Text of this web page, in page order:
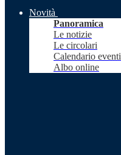
Novità
Panoramica
Le notizie
Le circolari
Calendario eventi
Albo online